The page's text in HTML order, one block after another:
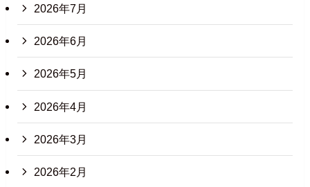
2026年7月
2026年6月
2026年5月
2026年4月
2026年3月
2026年2月